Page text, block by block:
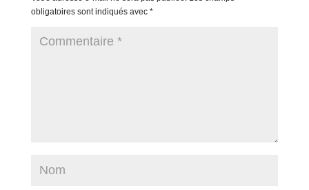
obligatoires sont indiqués avec *